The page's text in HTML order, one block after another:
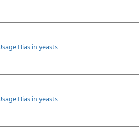
Bias in yeasts
Bias in yeasts